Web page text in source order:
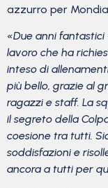
azzurro per
«Due anni fantastici
lavoro che ha
inteso di
più bello, grazie al
ragazzi e staff. La
il segreto della
coesione tra tutti.
soddisfazioni e
ancora a tutti per